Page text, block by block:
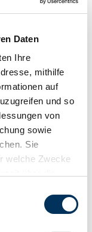
Daten
Ihre
mithilfe
auf
und so
von
sowie
Sie
welche Zwecke